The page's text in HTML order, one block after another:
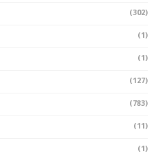
(302)
(1)
(1)
(127)
(783)
(11)
(1)